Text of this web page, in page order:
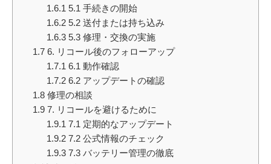
1.6.15.1 手続きの開始
1.6.25.2 送付または持ち込み
1.6.35.3 修理・交換の実施
1.76. リコール後のフォローアップ
1.7.16.1 動作確認
1.7.26.2 アップデートの確認
1.8修理の相談
1.97. リコールを避けるために
1.9.17.1 定期的なアップデート
1.9.27.2 公式情報のチェック
1.9.37.3 バッテリー管理の徹底